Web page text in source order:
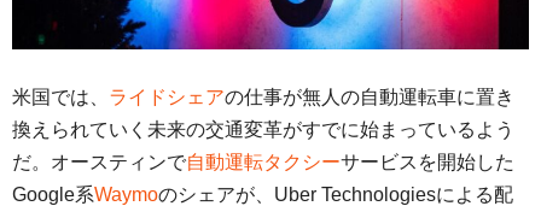
米国では、 ライドシェアの仕事が無人の自動運転車に置き
換えられていく未来の交通変革がすでに始まっているよう
だ。オースティンで自動運転タクシーサービスを開始した
Google系Waymoのシェアが、Uber Technologiesによる配